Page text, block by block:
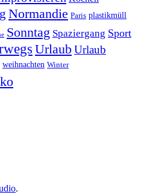
Normandie Paris plastikmüll
Sonntag Spaziergang Sport
UrlaubUrlaub
weihnachten Winter
.